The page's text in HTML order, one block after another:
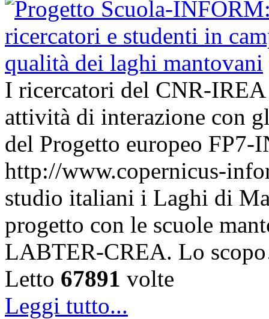
I ricercatori del CNR-
attività di interazione con
del Progetto europeo
http://www.copernicus-
studio italiani i Laghi di
progetto con le scuole
LABTER-CREA. Lo
Letto 67891 volte
Leggi tutto...